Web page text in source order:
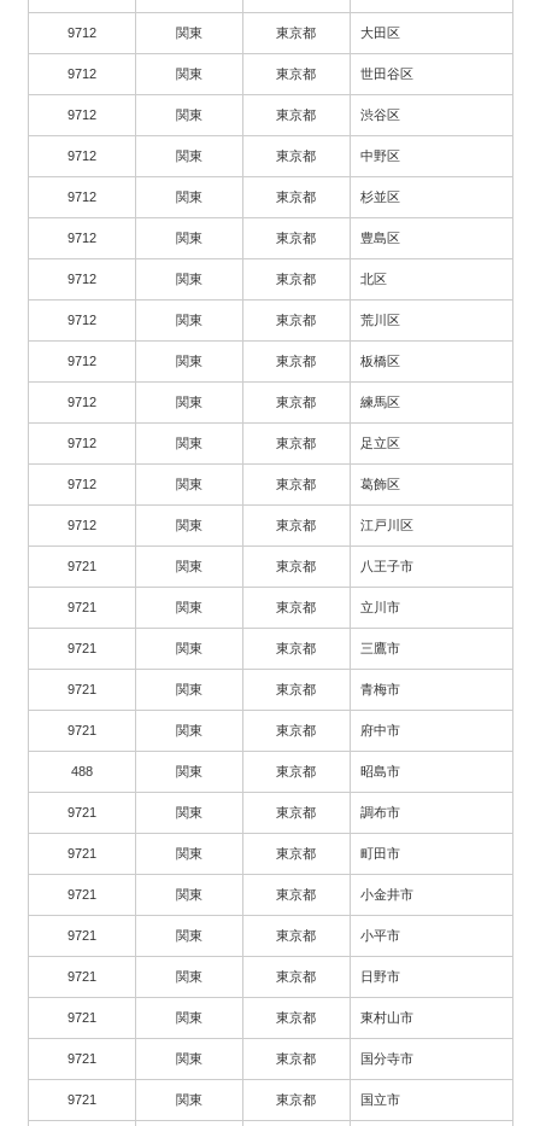
9712 関東 東京都 大田区
9712 関東 東京都 世田谷区
9712 関東 東京都 渋谷区
9712 関東 東京都 中野区
9712 関東 東京都 杉並区
9712 関東 東京都 豊島区
9712 関東 東京都 北区
9712 関東 東京都 荒川区
9712 関東 東京都 板橋区
9712 関東 東京都 練馬区
9712 関東 東京都 足立区
9712 関東 東京都 葛飾区
9712 関東 東京都 江戸川区
9721 関東 東京都 八王子市
9721 関東 東京都 立川市
9721 関東 東京都 三鷹市
9721 関東 東京都 青梅市
9721 関東 東京都 府中市
488 関東 東京都 昭島市
9721 関東 東京都 調布市
9721 関東 東京都 町田市
9721 関東 東京都 小金井市
9721 関東 東京都 小平市
9721 関東 東京都 日野市
9721 関東 東京都 東村山市
9721 関東 東京都 国分寺市
9721 関東 東京都 国立市